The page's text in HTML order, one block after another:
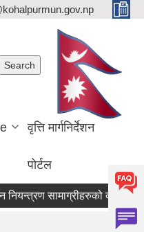
वृत्ति मार्गनिर्देशन
पोर्टल